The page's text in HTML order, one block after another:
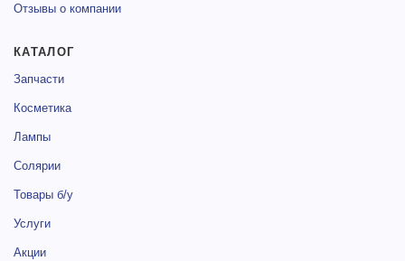
Отзывы о компании
КАТАЛОГ
Запчасти
Косметика
Лампы
Солярии
Товары б/у
Услуги
Акции